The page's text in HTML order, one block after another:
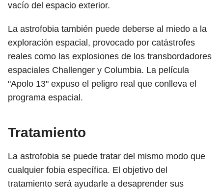
vacío del espacio exterior.
La astrofobia también puede deberse al miedo a la
exploración espacial, provocado por catástrofes
reales como las explosiones de los transbordadores
espaciales Challenger y Columbia. La película
"Apolo 13" expuso el peligro real que conlleva el
programa espacial.
Tratamiento
La astrofobia se puede tratar del mismo modo que
cualquier fobia específica. El objetivo del
tratamiento será ayudarle a desaprender sus